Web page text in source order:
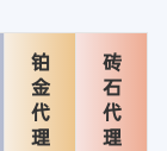
铂
金
代
理
砖
石
代
理